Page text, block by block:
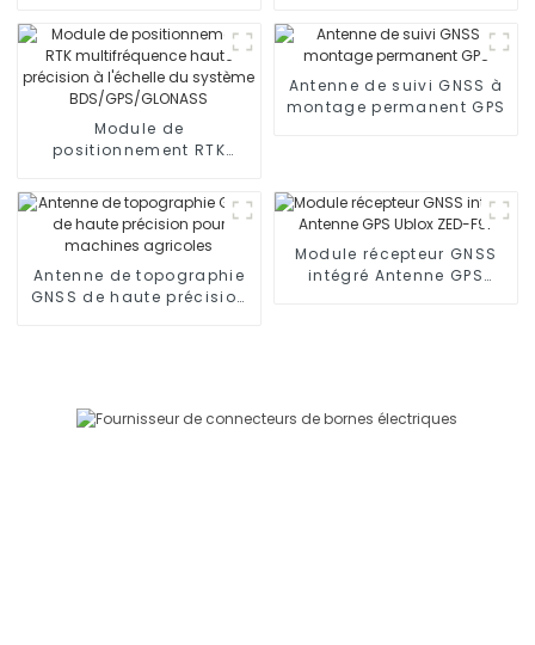
Module de
positionnement RTK
précision à l'échelle du
système
BDS/GPS/GLONASS
Antenne de suivi GNSS à
montage permanent GPS
Antenne de topographie
GNSS de haute précision
Module récepteur GNSS
intégré Antenne GPS